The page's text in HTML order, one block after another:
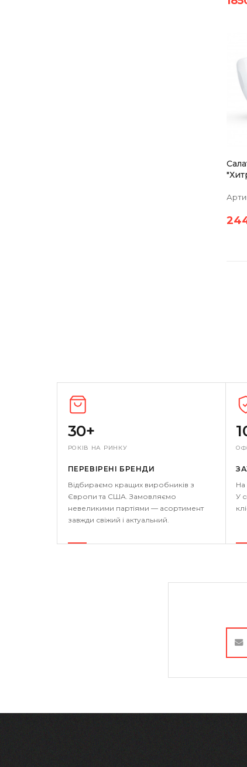
30+
РОКІВ НА РИНКУ
ПЕРЕВІРЕНІ БРЕНДИ
Відбираємо кращих виробників з
Європи та США. Замовляємо
невеликими партіями — асортимент
завжди свіжий і актуальний.
На
У